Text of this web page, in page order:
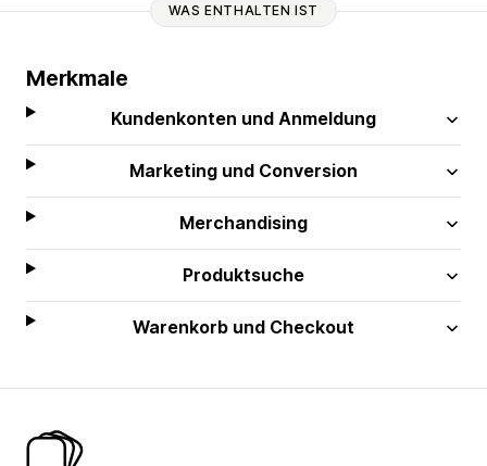
WAS ENTHALTEN IST
Merkmale
Kundenkonten und Anmeldung
Marketing und Conversion
Merchandising
Produktsuche
Warenkorb und Checkout